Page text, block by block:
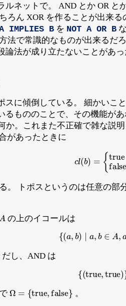
ルネットで。 AND とか OR
ろん XOR を作ることが出来
IMPLIES Bを NOT A OR B
法で常識的なものが出来るだ
論法が成り立たないことがあ
スに傾倒している。 細かいこ
るもののことで、その機能が
か。これまた不正確で雑な説
があったときに
true
。 トポスというのは任意の
A の上のイコールは
{( a b) a b∈A ,a
だし、AND は
{(true,true)}
Ω true false } 。